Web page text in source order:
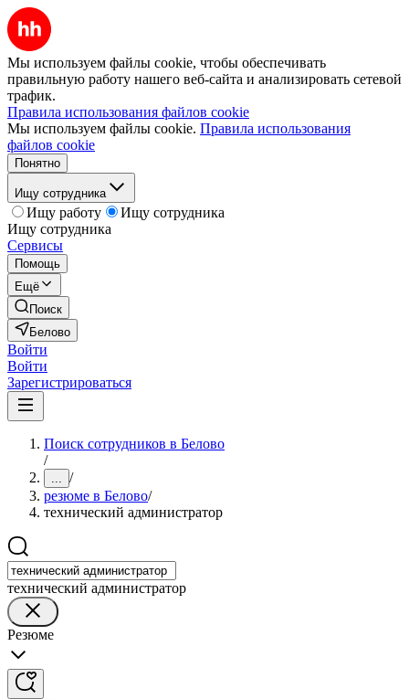
Мы используем файлы cookie, чтобы обеспечивать
правильную работу нашего веб-сайта и анализировать сетевой
трафик.
Правила использования файлов cookie
Мы используем файлы cookie. Правила использования
файлов cookie
Понятно
Ищу сотрудника
Ищу работу
Ищу сотрудника
Ищу сотрудника
Сервисы
Помощь
Ещё
Поиск
Белово
Войти
Войти
Зарегистрироваться
Поиск сотрудников в Белово
/
... /
резюме в Белово/
технический администратор
технический администратор
Резюме